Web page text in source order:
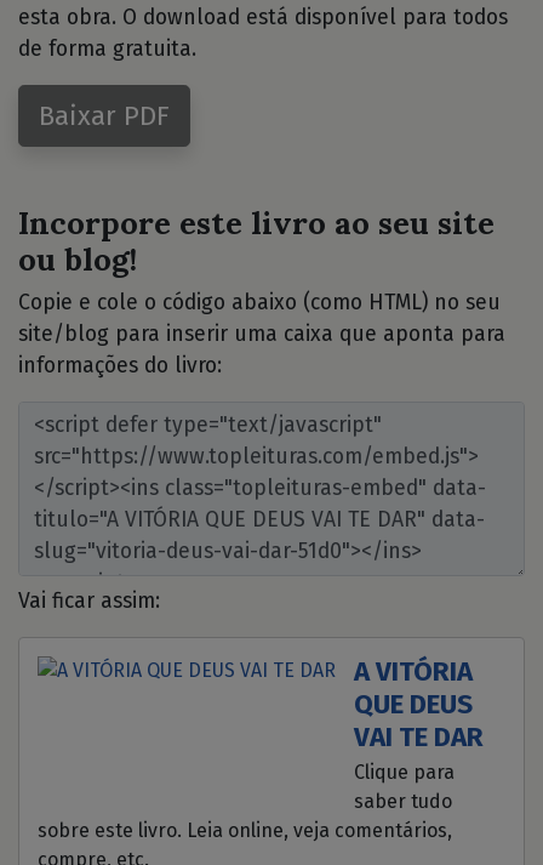
esta obra. O download está disponível para todos
de forma gratuita.
Baixar PDF
Incorpore este livro ao seu site
ou blog!
Copie e cole o código abaixo (como HTML) no seu
site/blog para inserir uma caixa que aponta para
informações do livro:
Vai ficar assim:
A VITÓRIA
QUE DEUS
VAI TE DAR
Clique para
saber tudo
sobre este livro. Leia online, veja comentários,
compre, etc.